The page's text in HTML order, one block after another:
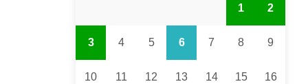
1 2
3 4 5 6 7 8 9
10 11 12 13 14 15 16